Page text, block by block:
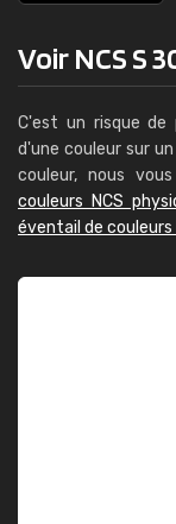
Voir NCS S
C'est un risque de
d'une couleur sur
couleur, nous
couleurs NCS
éventail de couleurs